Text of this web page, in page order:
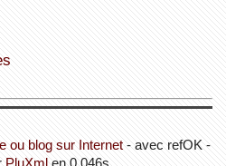
ou blog sur Internet - avec refOK -
PluXmlen 0.046s